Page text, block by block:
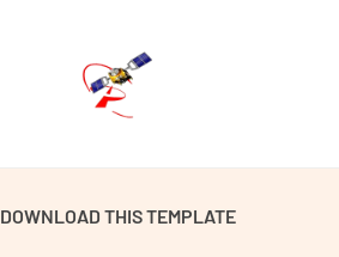
DOWNLOAD THIS TEMPLATE